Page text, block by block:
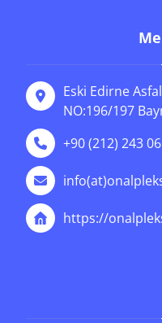
Eski Edirne
NO:196/197
+90 (212) 243
https://